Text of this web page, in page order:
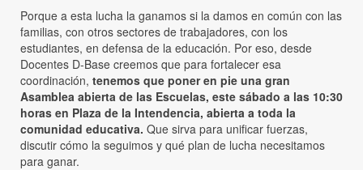
Porque a esta lucha la ganamos si la damos en común con las
familias, con otros sectores de trabajadores, con los
estudiantes, en defensa de la educación. Por eso, desde
Docentes D-Base creemos que para fortalecer esa
coordinación, tenemos que poner en pie una gran
Asamblea abierta de las Escuelas, este sábado a las 10:30
horas en Plaza de la Intendencia, abierta a toda la
comunidad educativa. Que sirva para unificar fuerzas,
discutir cómo la seguimos y qué plan de lucha necesitamos
para ganar.